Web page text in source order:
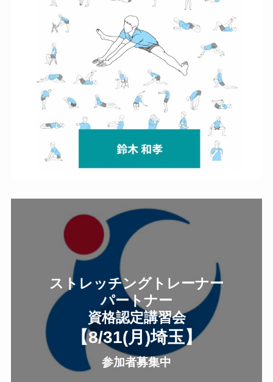
ストレッチングトレーナー
パートナー
資格認定講習会
【8/31(月 )埼玉】
参加者募集中